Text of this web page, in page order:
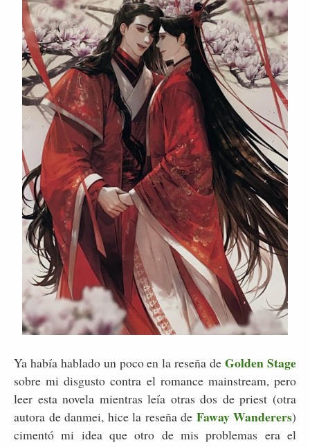
Ya había hablado un poco en la reseña deGolden Stage
sobre mi disgusto contra el romance mainstream, pero
leer esta novela mientras leía otras dos de priest (otra
autora de danmei, hice la reseña de Faway Wanderers)
cimentó mi idea que otro de mis problemas era el